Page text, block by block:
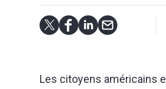
Les citoyens américains